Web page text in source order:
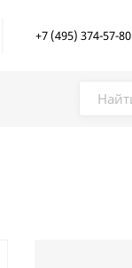
+7 (495) 374-57-80